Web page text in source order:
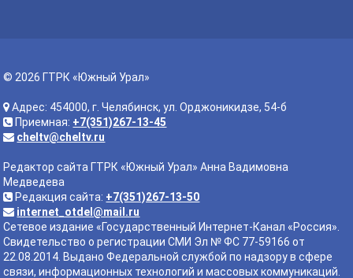
© 2026 ГТРК «Южный Урал»
Адрес: 454000, г. Челябинск, ул. Орджоникидзе, 54-б
Приемная: +7(351)267-13-45
cheltv@cheltv.ru
Редактор сайта ГТРК «Южный Урал» Анна Вадимовна
Медведева
Редакция сайта: +7(351)267-13-50
internet_otdel@mail.ru
Сетевое издание «Государственный Интернет-Канал «Россия».
Свидетельство о регистрации СМИ Эл № ФС 77-59166 от
22.08.2014. Выдано Федеральной службой по надзору в сфере
связи, информационных технологий и массовых коммуникаций.